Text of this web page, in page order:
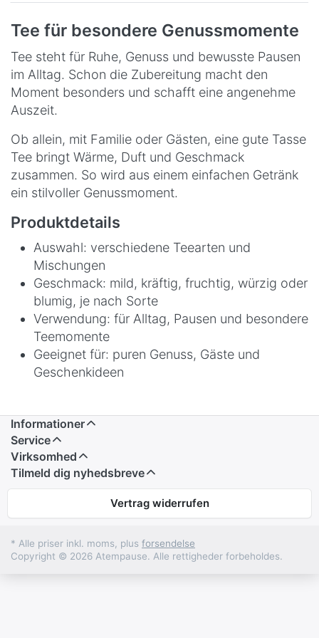
Tee für besondere Genussmomente
Tee steht für Ruhe, Genuss und bewusste Pausen
im Alltag. Schon die Zubereitung macht den
Moment besonders und schafft eine angenehme
Auszeit.
Ob allein, mit Familie oder Gästen, eine gute Tasse
Tee bringt Wärme, Duft und Geschmack
zusammen. So wird aus einem einfachen Getränk
ein stilvoller Genussmoment.
Produktdetails
Auswahl: verschiedene Teearten und
Mischungen
Geschmack: mild, kräftig, fruchtig, würzig oder
blumig, je nach Sorte
Verwendung: für Alltag, Pausen und besondere
Teemomente
Geeignet für: puren Genuss, Gäste und
Geschenkideen
Informationer
Service
Virksomhed
Tilmeld dig nyhedsbreve
Vertrag widerrufen
* Alle priser inkl. moms, plus forsendelse
Copyright © 2026 Atempause. Alle rettigheder forbeholdes.